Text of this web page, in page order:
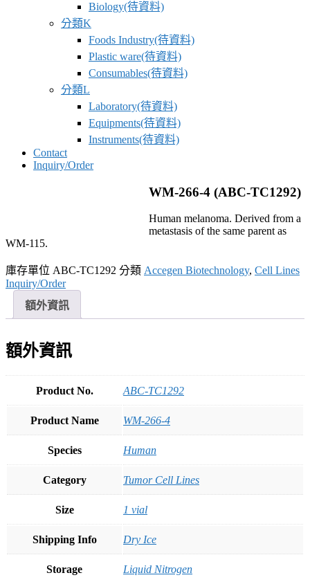
Biology(待資料)
分類K
Foods Industry(待資料)
Plastic ware(待資料)
Consumables(待資料)
分類L
Laboratory(待資料)
Equipments(待資料)
Instruments(待資料)
Contact
Inquiry/Order
WM-266-4 (ABC-TC1292)
Human melanoma. Derived from a
metastasis of the same parent as
WM-115.
庫存單位 ABC-TC1292 分類 Accegen Biotechnology, Cell Lines
Inquiry/Order
額外資訊
額外資訊
Product No. ABC-TC1292
Product Name WM-266-4
Species Human
Category Tumor Cell Lines
Size 1 vial
Shipping Info Dry Ice
Storage Liquid Nitrogen